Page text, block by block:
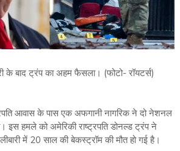
के बाद ट्रंप का अहम फैसला। (फोटो- रॉयटर्स)
आवास के पास एक अफगानी नागरिक ने दो नेशनल
इस हमले को अमेरिकी राष्ट्रपति डोनल्ड ट्रंप ने
में 20 साल की बेकस्ट्रॉम की मौत हो गई है।